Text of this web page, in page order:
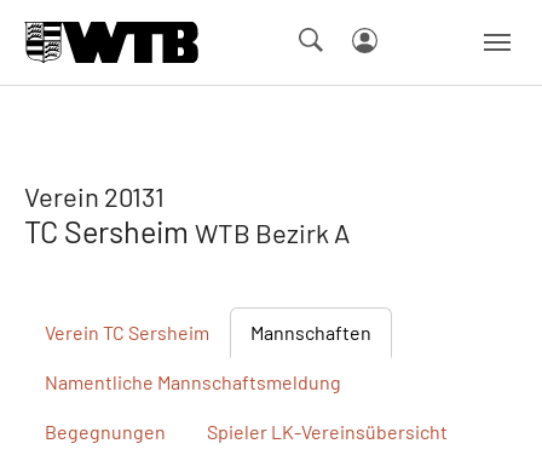
Verein 20131
TC Sersheim WTB Bezirk A
Verein TC Sersheim Mannschaften
Namentliche Mannschaftsmeldung
Begegnungen Spieler LK-Vereinsübersicht